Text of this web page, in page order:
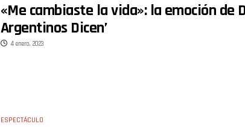
«Me cambiaste la vida»: la emoción de
Argentinos Dicen’
4 enero, 2023
ESPECTÁCULO